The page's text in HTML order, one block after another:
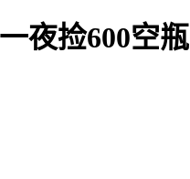
夜捡600空瓶